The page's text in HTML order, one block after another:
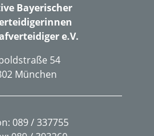
Bayerischer
e.V.
54
München
089 / 337755